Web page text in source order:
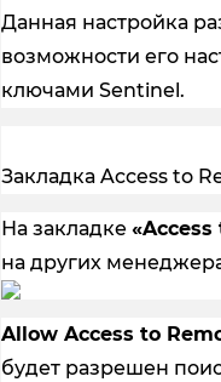
Данная настройка
возможности его
ключами Sentinel.
Закладка Access to
На закладке
на других
Allow Access to
будет разрешен